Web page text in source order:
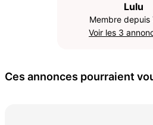
Lulu
Membre depuis
Voir les 3
Ces annonces pourraient